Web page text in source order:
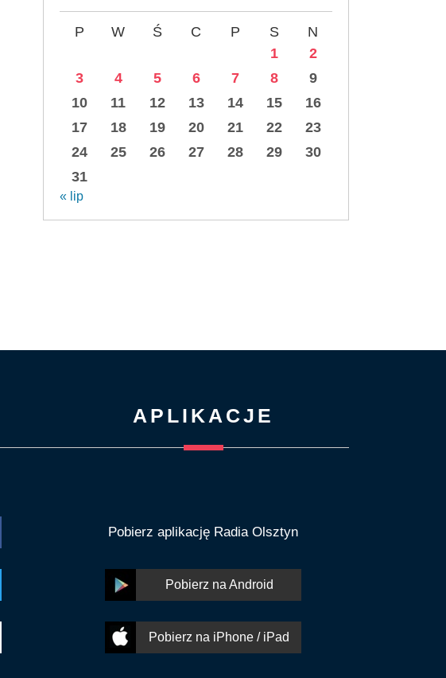
P W Ś C P S
N
1
2
3
4 5 6 7 8
9
10
11 12 13 14 15
16
17
18 19 20 21 22
23
24
25 26 27 28 29
30
31
« lip
APLIKACJE
Pobierz aplikację Radia Olsztyn
Pobierz na Android
Pobierz na iPhone / iPad